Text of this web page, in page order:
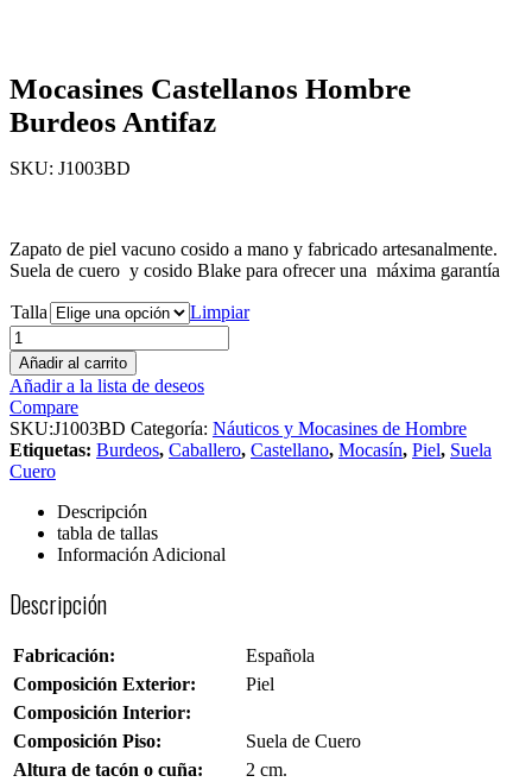
Mocasines Castellanos Hombre
Burdeos Antifaz
SKU: J1003BD
Zapato de piel vacuno cosido a mano y fabricado artesanalmente.
Suela de cuero y cosido Blake para ofrecer una máxima garantía
Talla Limpiar
Añadir al carrito
Añadir a la lista de deseos
Compare
SKU:J1003BD Categoría: Náuticos y Mocasines de Hombre
Etiquetas: Burdeos, Caballero, Castellano, Mocasín, Piel, Suela
Cuero
Descripción
tabla de tallas
Información Adicional
Descripción
Fabricación:
Española
Composición Exterior:
Piel
Composición Interior:
Composición Piso:
Suela de Cuero
Altura de tacón o cuña:
2 cm.